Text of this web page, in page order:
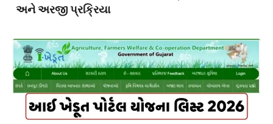
અને અરજી પ્રક્રિયા